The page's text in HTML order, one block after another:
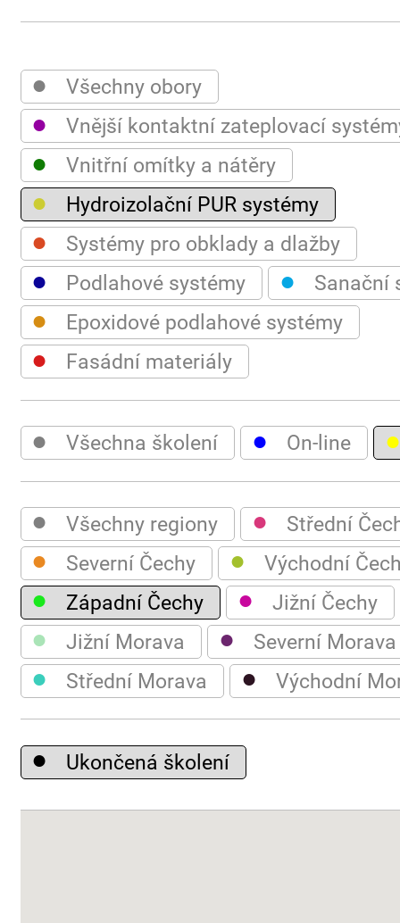
● Všechny obory
● Vnější kontaktní zateplovací
● Vnitřní omítky a nátěry
● Hydroizolační PUR systémy
● Systémy pro obklady a dlažby
● Podlahové systémy ● Sanační
● Epoxidové podlahové systémy
● Fasádní materiály
● Všechna školení ● On-line ●
● Všechny regiony ● Střední
● Severní Čechy ● Východní
● Západní Čechy ● Jižní Čechy
● Jižní Morava ● Severní Morava
● Střední Morava ● Východní
● Ukončená školení